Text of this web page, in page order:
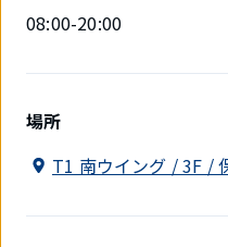
08:00-20:00
場所
T1 南ウイング / 3F /